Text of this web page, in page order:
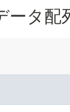
ータ配